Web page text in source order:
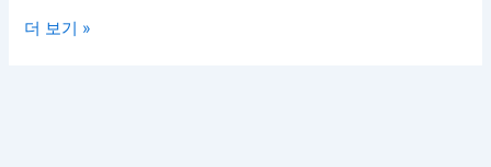
기
더 보기 »